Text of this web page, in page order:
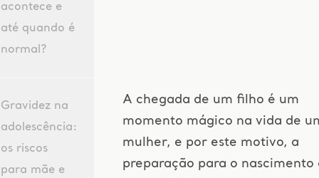
acontece e
até quando é
normal?
Gravidez na
adolescência:
os riscos
para mãe e
A chegada de um filho é um
momento mágico na vida de
mulher, e por este motivo, a
preparação para o nascimento